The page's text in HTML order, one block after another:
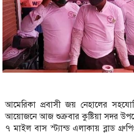
আমেরিকা প্রবাসী জয় নেহালের
আয়োজনে আজ শুক্রবার কুষ্টিয়া সদর
৭ মাইল বাস স্ট্যান্ড এলাকায় ব্লাড